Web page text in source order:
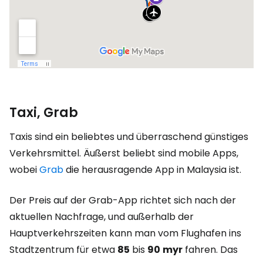
Taxi, Grab
Taxis sind ein beliebtes und überraschend günstiges
Verkehrsmittel. Äußerst beliebt sind mobile Apps,
wobeiGrabdie herausragende App in Malaysia ist.
Der Preis auf der Grab-App richtet sich nach der
aktuellen Nachfrage, und außerhalb der
Hauptverkehrszeiten kann man vom Flughafen ins
Stadtzentrum für etwa 85 bis 90 myr fahren. Das